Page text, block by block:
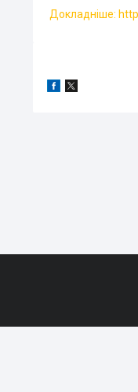
Докладніше: